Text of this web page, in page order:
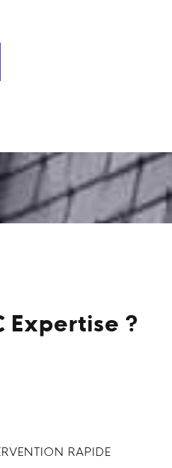
Expertise ?
RAPIDE